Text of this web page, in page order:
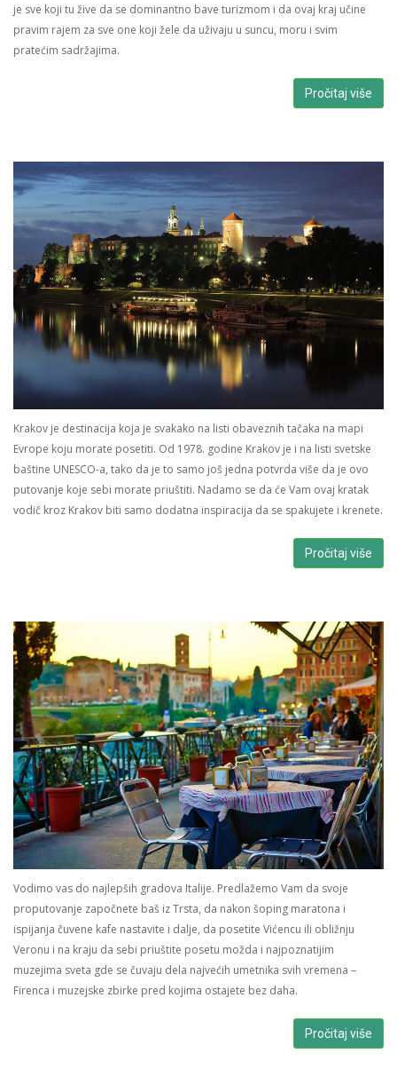
je sve koji tu žive da se dominantno bave turizmom i da ovaj kraj učine
pravim rajem za sve one koji žele da uživaju u suncu, moru i svim
pratećim sadržajima.
Pročitaj više
Krakov je destinacija koja je svakako na listi obaveznih tačaka na mapi
Evrope koju morate posetiti. Od 1978. godine Krakov je i na listi svetske
baštine UNESCO-a, tako da je to samo još jedna potvrda više da je ovo
putovanje koje sebi morate priuštiti. Nadamo se da će Vam ovaj kratak
vodič kroz Krakov biti samo dodatna inspiracija da se spakujete i krenete.
Pročitaj više
Vodimo vas do najlepših gradova Italije. Predlažemo Vam da svoje
proputovanje započnete baš iz Trsta, da nakon šoping maratona i
ispijanja čuvene kafe nastavite i dalje, da posetite Vićencu ili obližnju
Veronu i na kraju da sebi priuštite posetu možda i najpoznatijim
muzejima sveta gde se čuvaju dela najvećih umetnika svih vremena –
Firenca i muzejske zbirke pred kojima ostajete bez daha.
Pročitaj više